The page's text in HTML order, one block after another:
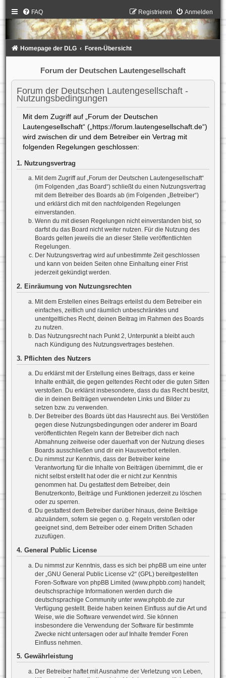
FAQ Anmelden
Registrieren
Homepage der DLG Foren-Übersicht
Forum der Deutschen Lautengesellschaft
Forum der Deutschen Lautengesellschaft -
Nutzungsbedingungen
Mit dem Zugriff auf „Forum der Deutschen
Lautengesellschaft“ („https://forum.lautengesellschaft.de“)
wird zwischen dir und dem Betreiber ein Vertrag mit
folgenden Regelungen geschlossen:
1. Nutzungsvertrag
Mit dem Zugriff auf „Forum der Deutschen Lautengesellschaft“
(im Folgenden „das Board“) schließt du einen Nutzungsvertrag
mit dem Betreiber des Boards ab (im Folgenden „Betreiber“)
und erklärst dich mit den nachfolgenden Regelungen
einverstanden.
Wenn du mit diesen Regelungen nicht einverstanden bist, so
darfst du das Board nicht weiter nutzen. Für die Nutzung des
Boards gelten jeweils die an dieser Stelle veröffentlichten
Regelungen.
Der Nutzungsvertrag wird auf unbestimmte Zeit geschlossen
und kann von beiden Seiten ohne Einhaltung einer Frist
jederzeit gekündigt werden.
2. Einräumung von Nutzungsrechten
Mit dem Erstellen eines Beitrags erteilst du dem Betreiber ein
einfaches, zeitlich und räumlich unbeschränktes und
unentgeltliches Recht, deinen Beitrag im Rahmen des Boards
zu nutzen.
Das Nutzungsrecht nach Punkt 2, Unterpunkt a bleibt auch
nach Kündigung des Nutzungsvertrages bestehen.
3. Pflichten des Nutzers
Du erklärst mit der Erstellung eines Beitrags, dass er keine
Inhalte enthält, die gegen geltendes Recht oder die guten Sitten
verstoßen. Du erklärst insbesondere, dass du das Recht besitzt,
die in deinen Beiträgen verwendeten Links und Bilder zu
setzen bzw. zu verwenden.
Der Betreiber des Boards übt das Hausrecht aus. Bei Verstößen
gegen diese Nutzungsbedingungen oder anderer im Board
veröffentlichten Regeln kann der Betreiber dich nach
Abmahnung zeitweise oder dauerhaft von der Nutzung dieses
Boards ausschließen und dir ein Hausverbot erteilen.
Du nimmst zur Kenntnis, dass der Betreiber keine
Verantwortung für die Inhalte von Beiträgen übernimmt, die er
nicht selbst erstellt hat oder die er nicht zur Kenntnis
genommen hat. Du gestattest dem Betreiber, dein
Benutzerkonto, Beiträge und Funktionen jederzeit zu löschen
oder zu sperren.
Du gestattest dem Betreiber darüber hinaus, deine Beiträge
abzuändern, sofern sie gegen o. g. Regeln verstoßen oder
geeignet sind, dem Betreiber oder einem Dritten Schaden
zuzufügen.
4. General Public License
Du nimmst zur Kenntnis, dass es sich bei phpBB um eine unter
der „ GNU General Public License v2“ (GPL) bereitgestellten
Foren-Software von phpBB Limited (www.phpbb.com) handelt;
deutschsprachige Informationen werden durch die
deutschsprachige Community unter www.phpbb.de zur
Verfügung gestellt. Beide haben keinen Einfluss auf die Art und
Weise, wie die Software verwendet wird. Sie können
insbesondere die Verwendung der Software für bestimmte
Zwecke nicht untersagen oder auf Inhalte fremder Foren
Einfluss nehmen.
5. Gewährleistung
Der Betreiber haftet mit Ausnahme der Verletzung von Leben,